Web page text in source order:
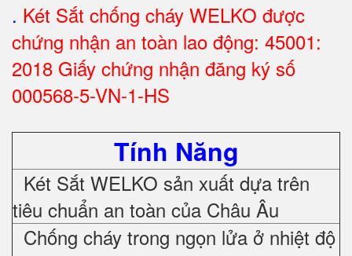
. Két Sắt chống cháy WELKO được
chứng nhận an toàn lao động: 45001:
2018 Giấy chứng nhận đăng ký số
000568-5-VN-1-HS
Tính Năng
Két Sắt WELKO sản xuất dựa trên
tiêu chuẩn an toàn của Châu Âu
Chống cháy trong ngọn lửa ở nhiệt độ